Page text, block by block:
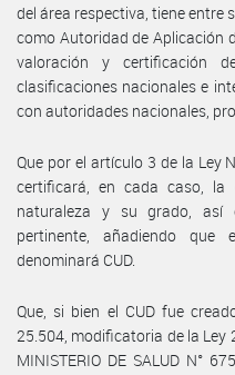
del área respectiva, tiene entre
como Autoridad de Aplicación
valoración y certificación
clasificaciones nacionales e
con autoridades nacionales,
Que por el artículo 3 de la Ley
certificará, en cada caso, la
naturaleza y su grado, así
pertinente, añadiendo
denominará CUD.
Que, si bien el CUD fue
25.504, modificatoria de la Ley
MINISTERIO DE SALUD N°